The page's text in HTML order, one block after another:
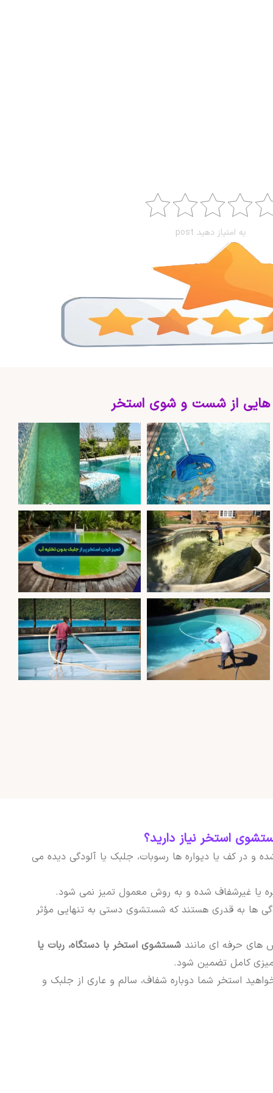
به امتیاز دهید post
هایی از شست و شوی استخر
استخر نیاز دارید؟
و در کف یا دیواره ها رسوبات، جلبک یا آلودگی دیده می
یا غیرشفاف شده و به روش معمول تمیز نمی شود.
ها به قدری هستند که شستشوی دستی به تنهایی مؤثر
های حرفه ای مانند شستشوی استخر با دستگاه، ربات یا
کامل تضمین شود.
استخر شما دوباره شفاف، سالم و عاری از جلبک و